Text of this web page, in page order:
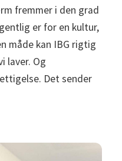
fremmer i den grad
er for en kultur,
måde kan IBG rigtig
laver. Og
Det sender